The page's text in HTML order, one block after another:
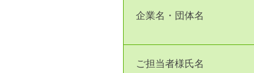
企業名・団体名
ご担当者様氏名